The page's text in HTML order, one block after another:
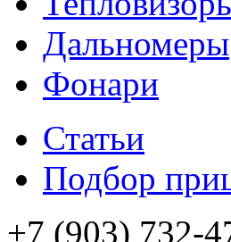
Дальномеры
Фонари
Статьи
Подбор
+7 (903) 732-